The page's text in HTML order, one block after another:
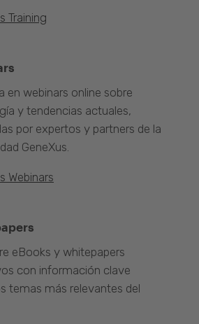
Training
en webinars online sobre
y tendencias actuales,
por expertos y partners de la
GeneXus.
Webinars
eBooks y whitepapers
con información clave
temas más relevantes del